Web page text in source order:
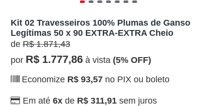
Kit 02 Travesseiros 100% Plumas de Ganso
Legítimas 50 x 90 EXTRA-EXTRA Cheio
de R$ 1.871,43
por R$ 1.777,86 à vista (5% OFF)
Economize R$ 93,57 no PIX ou boleto
Em até 6x de R$ 311,91 sem juros